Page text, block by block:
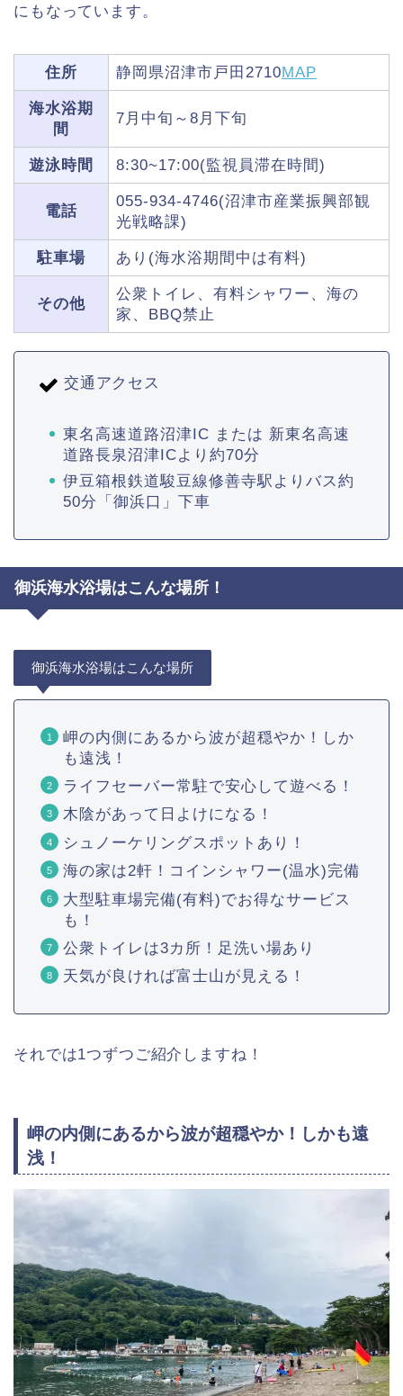
にもなっています。
住所 静岡県沼津市戸田2710MAP
海水浴期
間
7月中旬～8月下旬
遊泳時間 8:30~17:00(監視員滞在時間)
電話
055-934-4746(沼津市産業振興部観
光戦略課)
駐車場 あり(海水浴期間中は有料)
その他
公衆トイレ、有料シャワー、海の
家、BBQ禁止
交通アクセス
東名高速道路沼津IC または 新東名高速
道路長泉沼津ICより約70分
伊豆箱根鉄道駿豆線修善寺駅よりバス約
50分「御浜口」下車
御浜海水浴場はこんな場所！
御浜海水浴場はこんな場所
岬の内側にあるから波が超穏やか！しか
も遠浅！
ライフセーバー常駐で安心して遊べる！
木陰があって日よけになる！
シュノーケリングスポットあり！
海の家は2軒！コインシャワー(温水)完備
大型駐車場完備(有料)でお得なサービス
も！
公衆トイレは3カ所！足洗い場あり
天気が良ければ富士山が見える！
それでは1つずつご紹介しますね！
岬の内側にあるから波が超穏やか！しかも遠
浅！